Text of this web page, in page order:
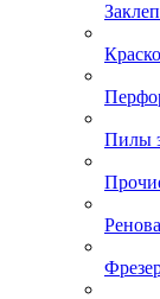
Пилы